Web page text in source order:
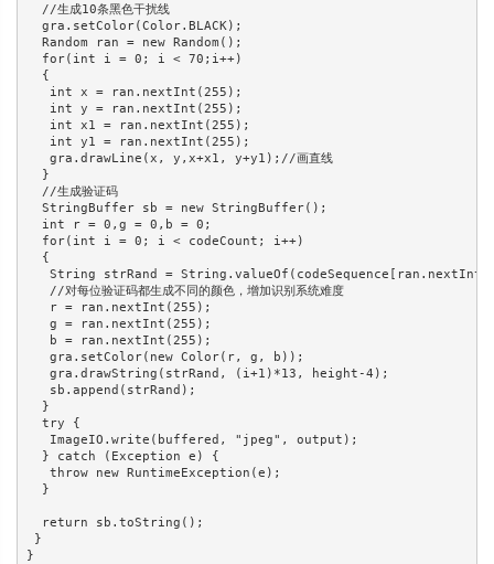
  //生成10条黑色干扰线
  gra.setColor(Color.BLACK);
  Random ran = new Random();
  for(int i = 0; i < 70;i++)
  {
   int x = ran.nextInt(255);
   int y = ran.nextInt(255);
   int x1 = ran.nextInt(255);
   int y1 = ran.nextInt(255);
   gra.drawLine(x, y,x+x1, y+y1);//画直线
  }
  //生成验证码
  StringBuffer sb = new StringBuffer();
  int r = 0,g = 0,b = 0;
  for(int i = 0; i < codeCount; i++)
  {
String strRand =
   //对每位验证码都生成不同的颜色，增加识别系统难度
   r = ran.nextInt(255);
   g = ran.nextInt(255);
   b = ran.nextInt(255);
   gra.setColor(new Color(r, g, b));
   gra.drawString(strRand, (i+1)*13, height-4);
   sb.append(strRand);
  }
  try {
   ImageIO.write(buffered, "jpeg", output);
  } catch (Exception e) {
   throw new RuntimeException(e);
  }
  return sb.toString();
}